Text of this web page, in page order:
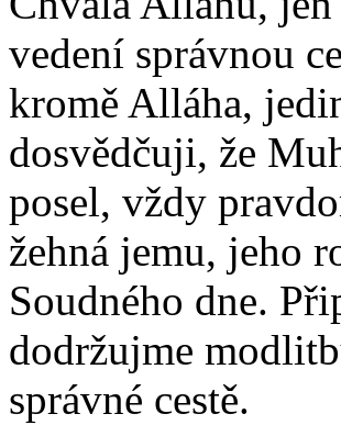
vedení správnou
kromě Alláha,
dosvědčuji, že
posel, vždy
žehná jemu, jeho
Soudného dne.
dodržujme
správné cestě.